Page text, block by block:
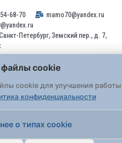
68-70
mamo70@yandex.ru
Петербург, Земский пер., д. 7,
и организаций, поступившие на
02.05.2006 № 59-ФЗ
. Обращения
черезпортал «Госуслуги» (ЕПГУ)
паспорта.
обработки персональных данных.
cookie
cookie для улучшения работы
конфиденциальности
о типах cookie